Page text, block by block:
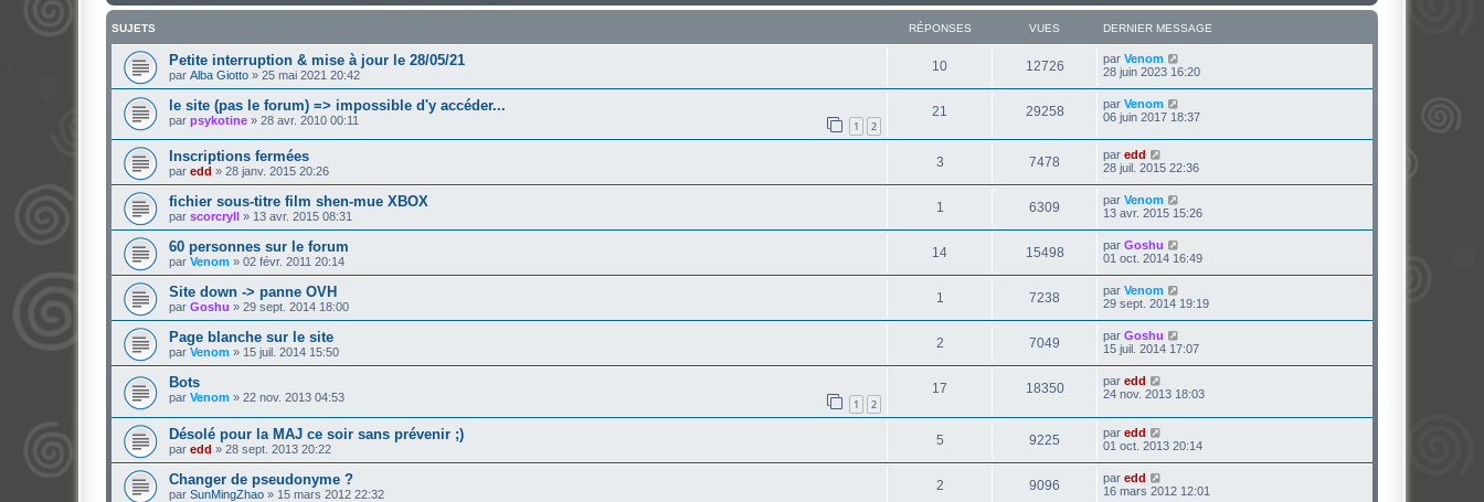
SUJETS RÉPONSES VUES DERNIER MESSAGE
Petite interruption & mise à jour le 28/05/21
par Alba Giotto » 25 mai 2021 20:42
10 12726 par Venom
28 juin 2023 16:20
le site (pas le forum) => impossible d'y accéder...
par psykotine » 28 avr. 2010 00:11 1 2
21 29258 par Venom
06 juin 2017 18:37
Inscriptions fermées
par edd » 28 janv. 2015 20:26
3 7478 par edd
28 juil. 2015 22:36
fichier sous-titre film shen-mue XBOX
par scorcryll » 13 avr. 2015 08:31
1 6309 par Venom
13 avr. 2015 15:26
60 personnes sur le forum
par Venom » 02 févr. 2011 20:14
14 15498 par Goshu
01 oct. 2014 16:49
Site down -> panne OVH
par Goshu » 29 sept. 2014 18:00
1 7238 par Venom
29 sept. 2014 19:19
Page blanche sur le site
par Venom » 15 juil. 2014 15:50
2 7049 par Goshu
15 juil. 2014 17:07
Bots
par Venom » 22 nov. 2013 04:53 1 2
17 18350 par edd
24 nov. 2013 18:03
Désolé pour la MAJ ce soir sans prévenir ;)
par edd » 28 sept. 2013 20:22
5 9225 par edd
01 oct. 2013 20:14
Changer de pseudonyme ?
par SunMingZhao » 15 mars 2012 22:32
2 9096 par edd
16 mars 2012 12:01